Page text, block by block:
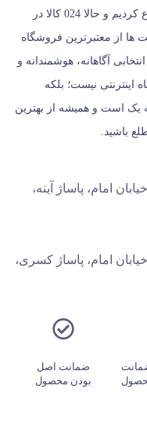
سال 1396 با وب سایت (مس زنجان) شروع کردیم و حالا 024 کالا در
ها از معتبرترین فروشگاه‌
آگاهانه، هوشمندانه و
یک فروشگاه اینترنتی نیست؛ بلکه
یک است و همیشه از بهترین
باشید.
امام، پاساژ آینه،
امام، پاساژ کسری،
ضمانت اصل
بودن محصول